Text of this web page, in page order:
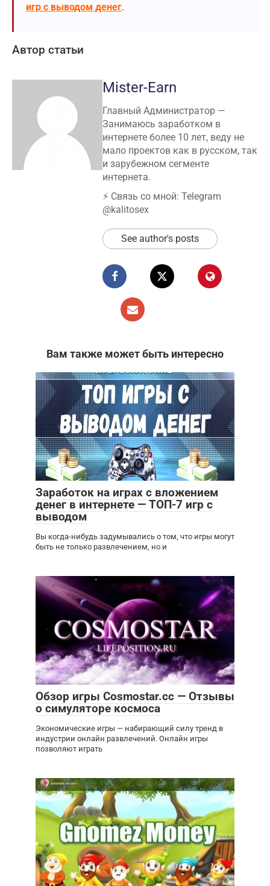
игр с выводом денег.
Автор статьи
Mister-Earn
Главный Администратор —
Занимаюсь заработком в
интернете более 10 лет, веду не
мало проектов как в русском, так
и зарубежном сегменте
интернета.
⚡️ Связь со мной: Telegram
@kalitosex
See author's posts
Вам также может быть интересно
Заработок на играх c вложением
денег в интернете — ТОП-7 игр с
выводом
Вы когда-нибудь задумывались о том, что игры могут
быть не только развлечением, но и
Обзор игры Cosmostar.cc — Отзывы
о симуляторе космоса
Экономические игры — набирающий силу тренд в
индустрии онлайн развлечений. Онлайн игры
позволяют играть